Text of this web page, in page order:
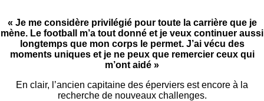
« Je me considère privilégié pour toute la carrière que je
mène. Le football m’a tout donné et je veux continuer aussi
longtemps que mon corps le permet. J’ai vécu des
moments uniques et je ne peux que remercier ceux qui
m’ont aidé »
En clair, l’ancien capitaine des éperviers est encore à la
recherche de nouveaux challenges.